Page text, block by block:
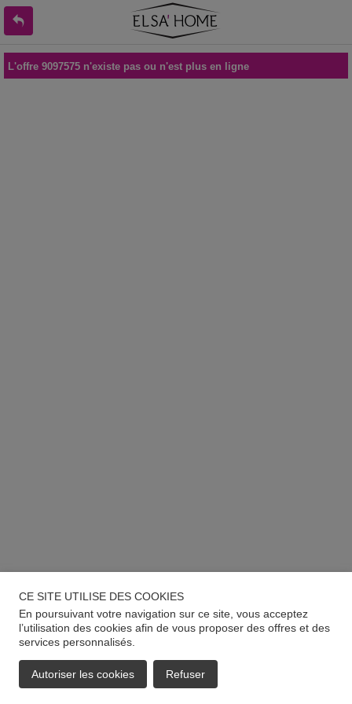
L'offre 9097575 n'existe pas ou n'est plus en ligne
CE SITE UTILISE DES COOKIES
En poursuivant votre navigation sur ce site, vous acceptez
l’utilisation des cookies afin de vous proposer des offres et des
services personnalisés.
Autoriser les cookies Refuser